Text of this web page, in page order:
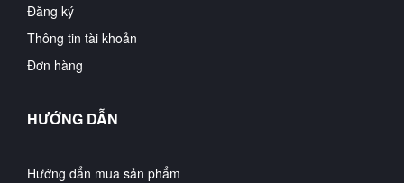
Đăng ký
Thông tin tài khoản
Đơn hàng
HƯỚNG DẪN
Hướng dẩn mua sản phẩm